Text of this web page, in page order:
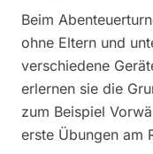
Beim
ohne Eltern und
verschiedene
erlernen sie die
zum Beispiel
erste Übungen am